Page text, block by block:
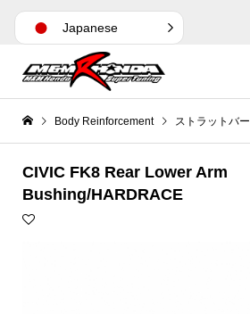
Body Reinforcement ストラットバー
CIVIC FK8 Rear Lower Arm
Bushing/HARDRACE
Japanese